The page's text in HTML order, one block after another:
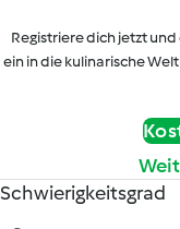
Registriere dich jetzt
ein in die kulinarische
Schwierigkeitsgrad